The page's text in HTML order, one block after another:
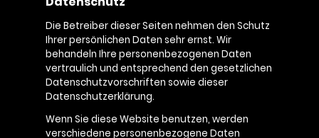
Die Betreiber dieser Seiten nehmen den Schutz
Ihrer persönlichen Daten sehr ernst. Wir
behandeln Ihre personenbezogenen Daten
vertraulich und entsprechend den gesetzlichen
Datenschutzvorschriften sowie dieser
Datenschutzerklärung.
Wenn Sie diese Website benutzen, werden
verschiedene personenbezogene Daten